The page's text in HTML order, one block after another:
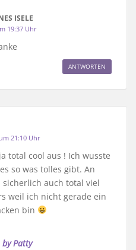
ISELE
19:37 Uhr
ANTWORTEN
21:10 Uhr
total cool aus ! Ich wusste
so was tolles gibt. An
sicherlich auch total viel
weil ich nicht gerade ein
bin
Patty